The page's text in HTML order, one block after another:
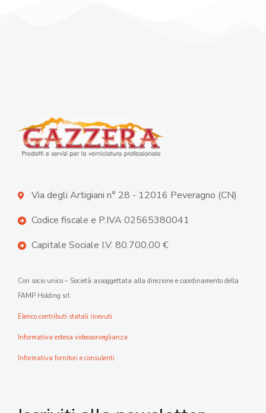
Via degli Artigiani n° 28 - 12016 Peveragno (CN)
Codice fiscale e P.IVA 02565380041
Capitale Sociale I.V. 80.700,00 €
Con socio unico – Società assoggettata alla direzione e coordinamento della
FAMP Holding srl
Elenco contributi statali ricevuti
Informativa estesa videosorveglianza
Informativa fornitori e consulenti